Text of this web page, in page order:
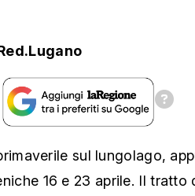
sul lungolago,
16 e 23 aprile. Il tratto